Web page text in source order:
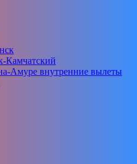
Камчатский
Амуре внутренние вылеты